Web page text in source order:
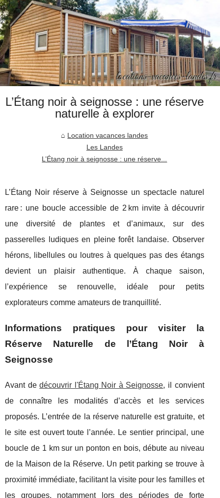
L’Étang noir à seignosse : une réserve
naturelle à explorer
Location vacances landes
Les Landes
L’Étang noir à seignosse : une réserve...
L’Étang Noir réserve à Seignosse un spectacle naturel
rare : une boucle accessible de 2 km invite à découvrir
une diversité de plantes et d’animaux, sur des
passerelles ludiques en pleine forêt landaise. Observer
hérons, libellules ou loutres à quelques pas des étangs
devient un plaisir authentique. À chaque saison,
l’expérience se renouvelle, idéale pour petits
explorateurs comme amateurs de tranquillité.
Informations pratiques pour visiter la
Réserve Naturelle de l’Étang Noir à
Seignosse
Avant dedécouvrir l'Étang Noir à Seignosse, il convient
de connaître les modalités d’accès et les services
proposés. L’entrée de la réserve naturelle est gratuite, et
le site est ouverttoute l’année. Le sentier principal, une
boucle de 1 km sur un ponton en bois, débute au niveau
de la Maison de la Réserve. Un petit parking se trouve à
proximité immédiate, facilitant la visite pour les familles et
les groupes, notamment lors des périodes de forte